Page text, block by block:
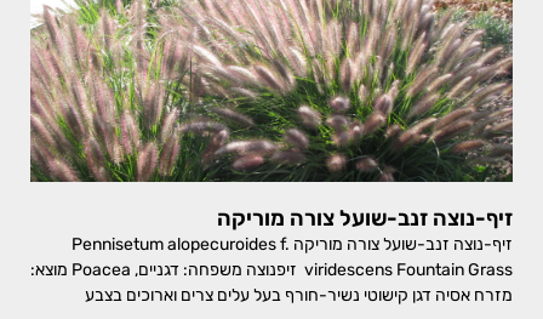
זיף-נוצה זנב-שועל צורה מוריקה
זיף-נוצה זנב-שועל צורה מוריקה Pennisetum alopecuroides f.
viridescens Fountain Grass זיפנוצה משפחה: דגניים, Poacea מוצא:
מזרח אסיה דגן קישוטי נשיר-חורף בעל עלים צרים וארוכים בצבע